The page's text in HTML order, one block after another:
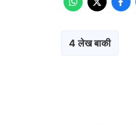
4 लेख बाकी